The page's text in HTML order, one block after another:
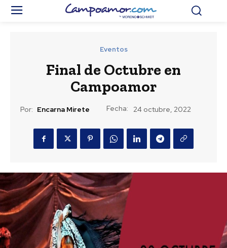
Eventos
Final de Octubre en
Campoamor
Por: Encarna Mirete Fecha: 24 octubre, 2022